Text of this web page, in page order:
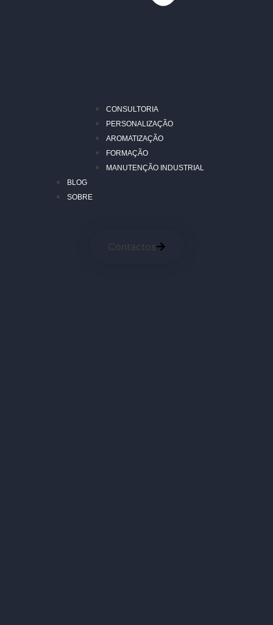
CONSULTORIA
PERSONALIZAÇÃO
AROMATIZAÇÃO
FORMAÇÃO
MANUTENÇÃO INDUSTRIAL
BLOG
SOBRE
Contactos